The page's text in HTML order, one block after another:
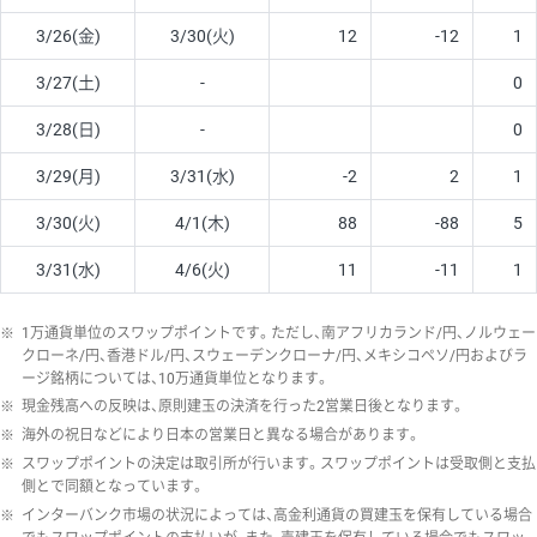
3/26(金) 3/30(火) 12 -12 1
3/27(土) - 0
3/28(日) - 0
3/29(月) 3/31(水) -2 2 1
3/30(火) 4/1(木) 88 -88 5
3/31(水) 4/6(火) 11 -11 1
※ 1万通貨単位のスワップポイントです。ただし、南アフリカランド/円、ノルウェー
クローネ/円、香港ドル/円、スウェーデンクローナ/円、メキシコペソ/円およびラ
ージ銘柄については、10万通貨単位となります。
※ 現金残高への反映は、原則建玉の決済を行った2営業日後となります。
※ 海外の祝日などにより日本の営業日と異なる場合があります。
※ スワップポイントの決定は取引所が行います。スワップポイントは受取側と支払
側とで同額となっています。
※ インターバンク市場の状況によっては、高金利通貨の買建玉を保有している場合